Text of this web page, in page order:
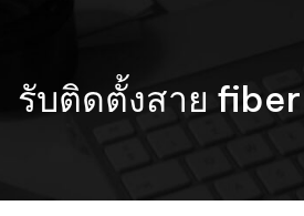
รับติดตั้งสาย